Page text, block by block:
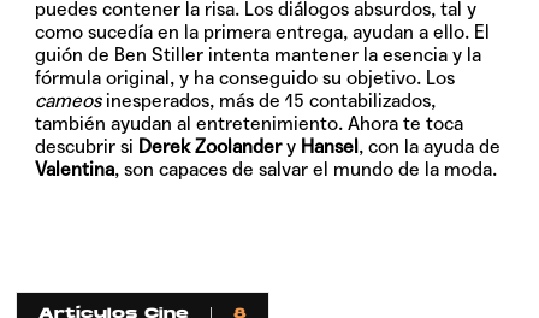
puedes contener la risa. Los diálogos absurdos, tal y
como sucedía en la primera entrega, ayudan a ello. El
guión de Ben Stiller intenta mantener la esencia y la
fórmula original, y ha conseguido su objetivo. Los
cameosinesperados, más de 15 contabilizados,
también ayudan al entretenimiento. Ahora te toca
descubrir si Derek Zoolandery Hansel, con la ayuda de
Valentina, son capaces de salvar el mundo de la moda.
Artículos Cine 8